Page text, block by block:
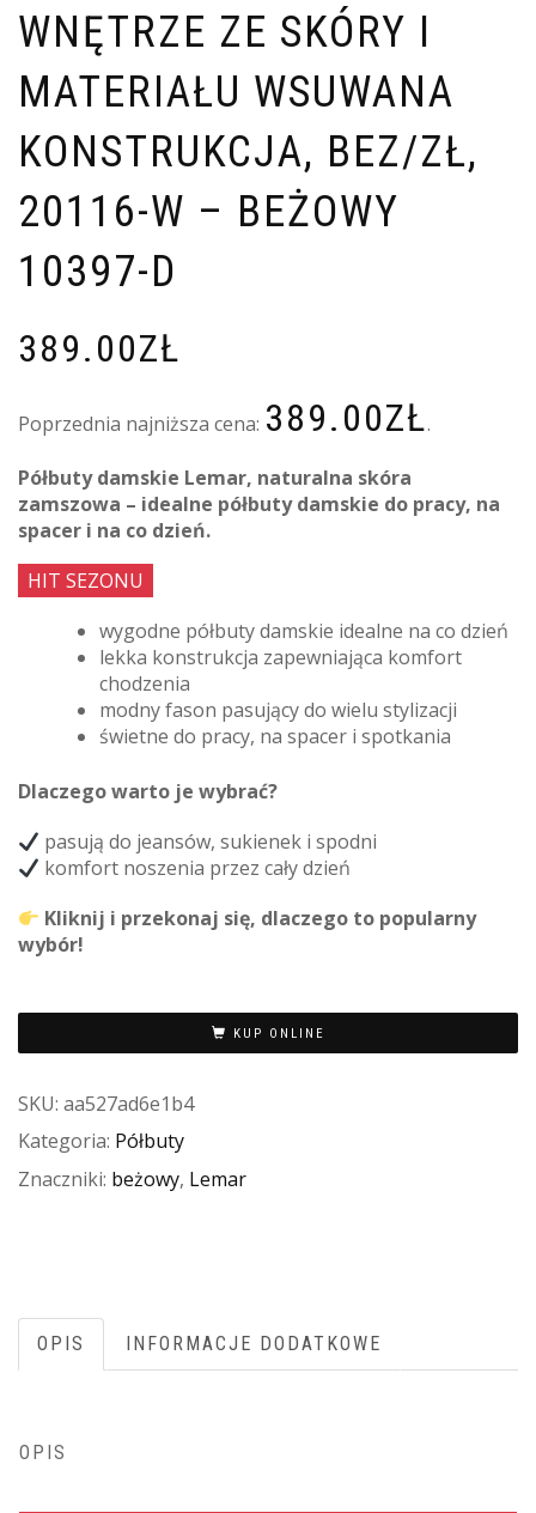
WNĘTRZE ZE SKÓRY I
MATERIAŁU WSUWANA
KONSTRUKCJA, BEZ/ZŁ,
20116-W – BEŻOWY
10397-D
389.00ZŁ
Poprzednia najniższa cena: 389.00ZŁ.
Półbuty damskie Lemar, naturalna skóra
zamszowa – idealne półbuty damskie do pracy, na
spacer i na co dzień.
HIT SEZONU
wygodne półbuty damskie idealne na co dzień
lekka konstrukcja zapewniająca komfort
chodzenia
modny fason pasujący do wielu stylizacji
świetne do pracy, na spacer i spotkania
Dlaczego warto je wybrać?
pasują do jeansów, sukienek i spodni
komfort noszenia przez cały dzień
Kliknij i przekonaj się, dlaczego to popularny
wybór!
KUP ONLINE
SKU: aa527ad6e1b4
Kategoria: Półbuty
Znaczniki: beżowy, Lemar
OPIS INFORMACJE DODATKOWE
OPIS